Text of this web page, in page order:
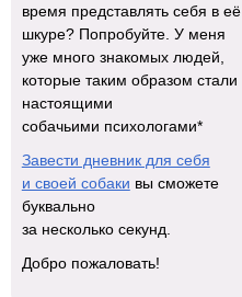
время представлять себя в её
шкуре? Попробуйте. У меня
уже много знакомых людей,
которые таким образом стали
настоящими
собачьими психологами*
Завести дневник для себя
и своей собаки вы сможете
буквально
за несколько секунд.
Добро пожаловать!